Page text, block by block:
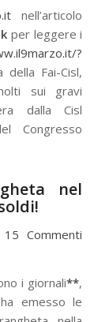
nell’articolo
per leggere i
?
Fai-Cisl,
sui gravi
dalla Cisl
Congresso
nel
15 Commenti
i giornali**,
emesso le